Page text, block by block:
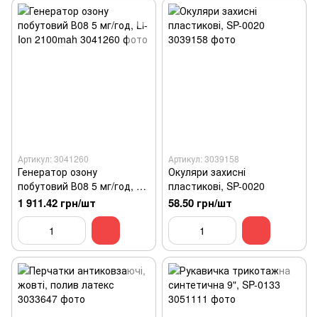
Артикул: 3041260
Генератор озону
побутовий В08 5 мг/год, Li-
Ion 2100mah
1 911.42 грн/шт
Артикул: 3039158
Окуляри захисні
пластикові, SP-0020
58.50 грн/шт